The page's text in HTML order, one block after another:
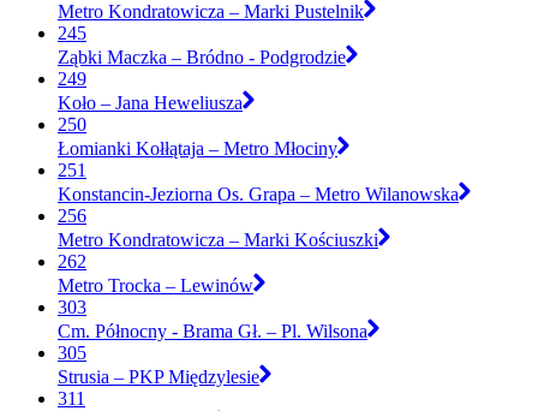
Metro Kondratowicza – Marki Pustelnik
245
Ząbki Maczka – Bródno - Podgrodzie
249
Koło – Jana Heweliusza
250
Łomianki Kołłątaja – Metro Młociny
251
Konstancin-Jeziorna Os. Grapa – Metro Wilanowska
256
Metro Kondratowicza – Marki Kościuszki
262
Metro Trocka – Lewinów
303
Cm. Północny - Brama Gł. – Pl. Wilsona
305
Strusia – PKP Międzylesie
311